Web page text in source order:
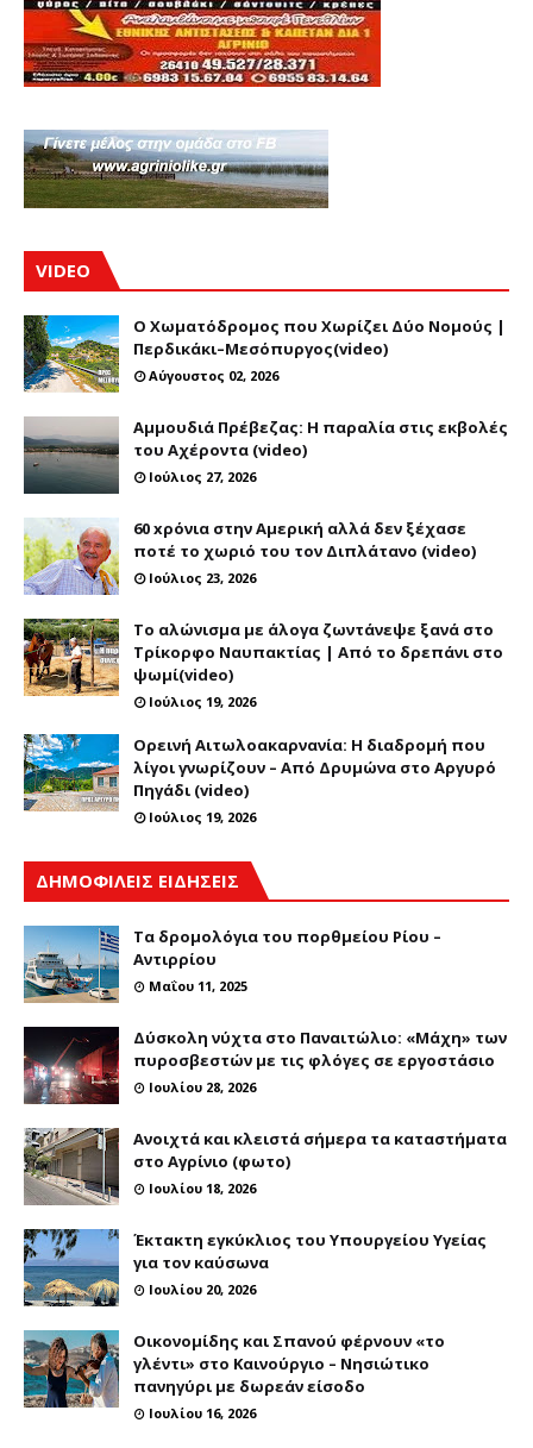
VIDEO
Ο Χωματόδρομος που Χωρίζει Δύο Νομούς |
Περδικάκι–Μεσόπυργος(video)
Αύγουστος 02, 2026
Αμμουδιά Πρέβεζας: Η παραλία στις εκβολές
του Αχέροντα (video)
Ιούλιος 27, 2026
60 xρόνια στην Αμερική αλλά δεν ξέχασε
ποτέ το χωριό του τον Διπλάτανο (video)
Ιούλιος 23, 2026
Το αλώνισμα με άλογα ζωντάνεψε ξανά στο
Τρίκορφο Ναυπακτίας | Από το δρεπάνι στο
ψωμί(video)
Ιούλιος 19, 2026
Ορεινή Αιτωλοακαρνανία: Η διαδρομή που
λίγοι γνωρίζουν – Από Δρυμώνα στο Αργυρό
Πηγάδι (video)
Ιούλιος 19, 2026
ΔΗΜΟΦΙΛΕΙΣ ΕΙΔΗΣΕΙΣ
Τα δρομολόγια του πορθμείου Ρίου –
Αντιρρίου
Μαΐου 11, 2025
Δύσκολη νύχτα στο Παναιτώλιο: «Μάχη» των
πυροσβεστών με τις φλόγες σε εργοστάσιο
Ιουλίου 28, 2026
Ανοιχτά και κλειστά σήμερα τα καταστήματα
στο Αγρίνιο (φωτο)
Ιουλίου 18, 2026
Έκτακτη εγκύκλιος του Υπουργείου Υγείας
για τον καύσωνα
Ιουλίου 20, 2026
Οικονομίδης και Σπανού φέρνουν «το
γλέντι» στο Καινούργιο – Νησιώτικο
πανηγύρι με δωρεάν είσοδο
Ιουλίου 16, 2026